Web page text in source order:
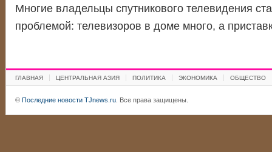
Многие владельцы спутникового телевидения
проблемой: телевизоров в доме много, а
ГЛАВНАЯ ЦЕНТРАЛЬНАЯ АЗИЯ ПОЛИТИКА ЭКОНОМИКА ОБЩЕСТВО
© Последние новости TJnews.ru. Все права защищены.